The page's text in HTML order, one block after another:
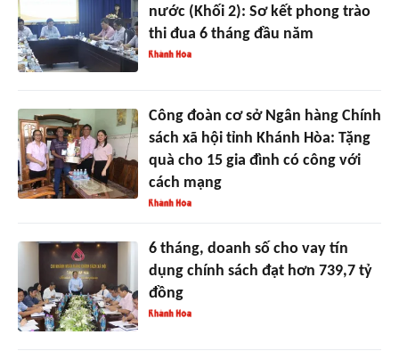
nước (Khối 2): Sơ kết phong trào
thi đua 6 tháng đầu năm
Công đoàn cơ sở Ngân hàng Chính
sách xã hội tỉnh Khánh Hòa: Tặng
quà cho 15 gia đình có công với
cách mạng
6 tháng, doanh số cho vay tín
dụng chính sách đạt hơn 739,7 tỷ
đồng